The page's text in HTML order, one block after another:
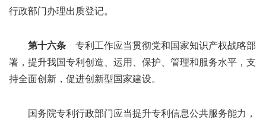
行政部门办理出质登记。
第十六条 专利工作应当贯彻党和国家知识产权战略部
署，提升我国专利创造、运用、保护、管理和服务水平，支
持全面创新，促进创新型国家建设。
国务院专利行政部门应当提升专利信息公共服务能力，